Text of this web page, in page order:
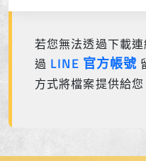
若您無法透過下載
過 LINE 官方帳號
方式將檔案提供給